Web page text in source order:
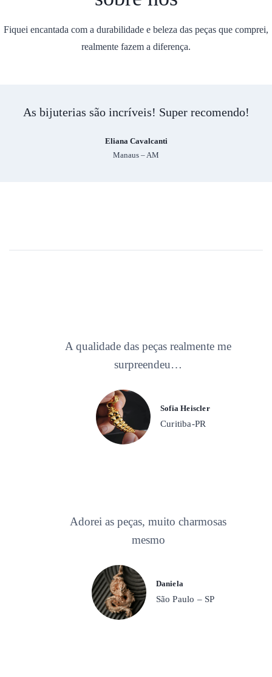
Fiquei encantada com a durabilidade e beleza das peças que comprei,
realmente fazem a diferença.
As bijuterias são incríveis! Super recomendo!
Eliana Cavalcanti
Manaus – AM
A qualidade das peças realmente me
surpreendeu…
Sofia Heiscler
Curitiba-PR
Adorei as peças, muito charmosas
mesmo
Daniela
São Paulo – SP